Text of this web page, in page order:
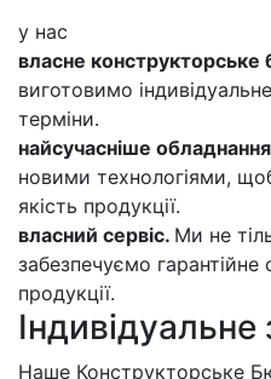
у нас
власне конструкторське
виготовимо
терміни.
найсучасніше
новими технологіями,
якість продукції.
власний сервіс. Ми не
забезпечуємо гарантійне
продукції.
Наше Конструкторське